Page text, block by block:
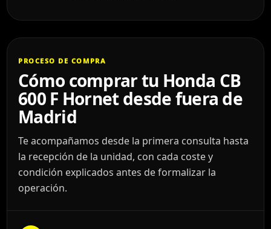
PROCESO DE COMPRA
Cómo comprar tu Honda CB
600 F Hornet desde fuera de
Madrid
Te acompañamos desde la primera consulta hasta
la recepción de la unidad, con cada coste y
condición explicados antes de formalizar la
operación.